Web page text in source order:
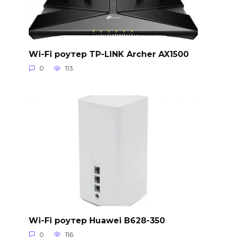
Wi-Fi роутер TP-LINK Archer AX1500
0 113
Wi-Fi роутер Huawei B628-350
0 116